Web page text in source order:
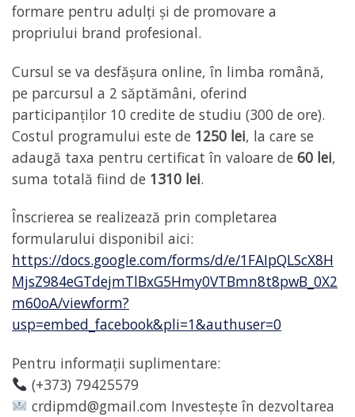
formare pentru adulți și de promovare a
propriului brand profesional.
Cursul se va desfășura online, în limba română,
pe parcursul a 2 săptămâni, oferind
participanților 10 credite de studiu (300 de ore).
Costul programului este de 1250 lei, la care se
adaugă taxa pentru certificat în valoare de 60 lei,
suma totală fiind de 1310 lei.
Înscrierea se realizează prin completarea
formularului disponibil aici:
https://docs.google.com/forms/d/e/1FAIpQLScX8H
MjsZ984eGTdejmTlBxG5Hmy0VTBmn8t8pwB_0X2
m60oA/viewform?
usp=embed_facebook&pli=1&authuser=0
Pentru informații suplimentare:
(+373) 79425579
crdipmd@gmail.com Investește în dezvoltarea